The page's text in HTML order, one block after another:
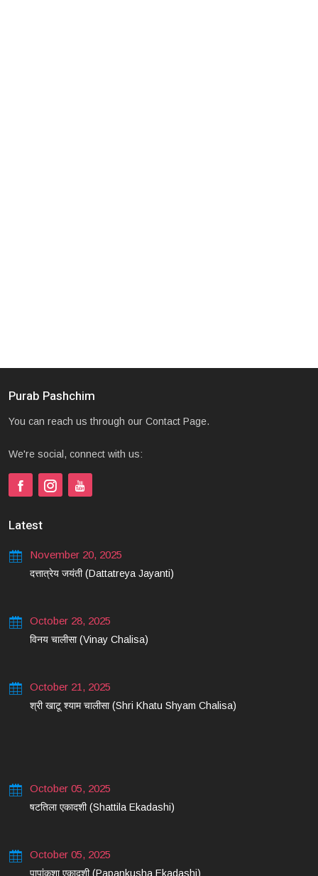
Purab Pashchim
You can reach us through our Contact Page.
We're social, connect with us:
Latest
November 20, 2025
दत्तात्रेय जयंती (Dattatreya Jayanti)
October 28, 2025
विनय चालीसा (Vinay Chalisa)
October 21, 2025
श्री खाटू श्याम चालीसा (Shri Khatu Shyam Chalisa)
October 05, 2025
षटतिला एकादशी (Shattila Ekadashi)
October 05, 2025
पापांकुशा एकादशी (Papankusha Ekadashi)